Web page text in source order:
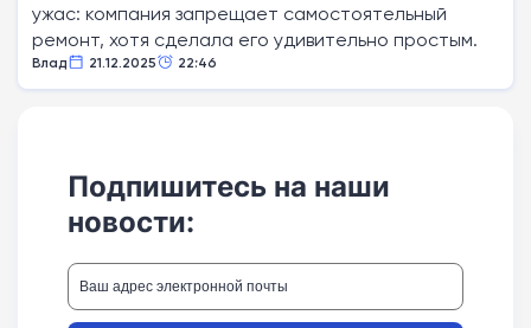
ужас: компания запрещает самостоятельный
ремонт, хотя сделала его удивительно простым.
Влад 21.12.2025 22:46
Подпишитесь на наши
новости: